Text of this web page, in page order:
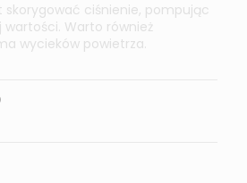
skorygować ciśnienie, pompując
Warto również
wycieków powietrza.